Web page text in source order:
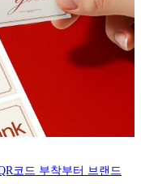
코드 부착부터 브랜드